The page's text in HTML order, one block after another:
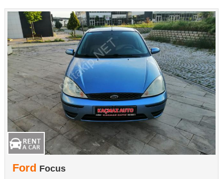
Ford Focus